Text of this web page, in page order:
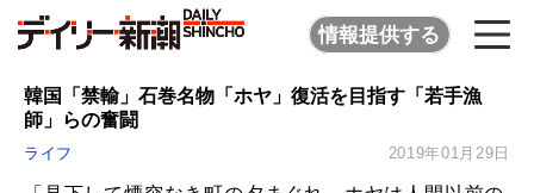
情報提供する
韓国「禁輸」石巻名物「ホヤ」復活を目指す「若手漁
師」らの奮闘
ライフ 2019年01月29日